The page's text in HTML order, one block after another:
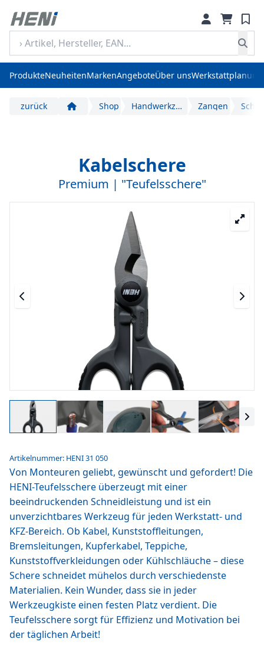
ProdukteNeuheitenMarkenAngeboteÜber unsWerkstattplanung
zurück Start Shop Handwerkzeuge Zangen
Kabelschere
Premium | "Teufelsschere"
Artikelnummer: HENI 31 050
Von Monteuren geliebt, gewünscht und gefordert! Die
HENI-Teufelsschere überzeugt mit einer
beeindruckenden Schneidleistung und ist ein
unverzichtbares Werkzeug für jeden Werkstatt- und
KFZ-Bereich. Ob Kabel, Kunststoffleitungen,
Bremsleitungen, Kupferkabel, Teppiche,
Kunststoffverkleidungen oder Kühlschläuche – diese
Schere schneidet mühelos durch verschiedenste
Materialien. Kein Wunder, dass sie in jeder
Werkzeugkiste einen festen Platz verdient. Die
Teufelsschere sorgt für Effizienz und Motivation bei
der täglichen Arbeit!